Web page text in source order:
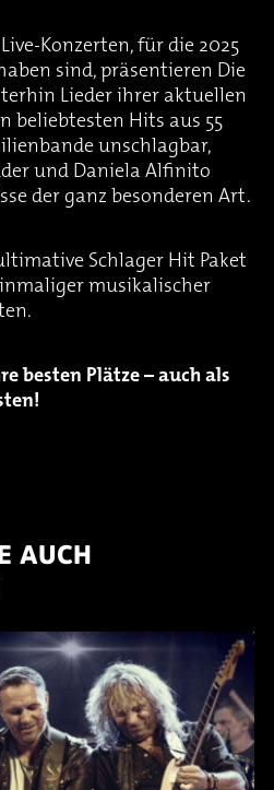
Konzerten, für die 2025
sind, präsentieren Die
Lieder ihrer aktuellen
beliebtesten Hits aus 55
unschlagbar,
und Daniela Alfinito
der ganz besonderen Art.
Schlager Hit Paket
musikalischer
besten Plätze – auch als
AUCH